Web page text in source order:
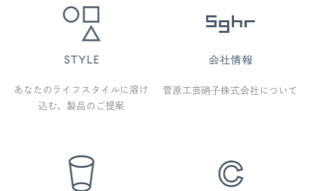
あなたのライフスタイルに溶け
込む、製品のご提案
菅原工芸硝子株式会社について